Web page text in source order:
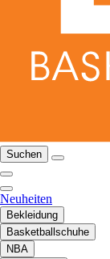
Suchen
Neuheiten
Bekleidung
Basketballschuhe
NBA